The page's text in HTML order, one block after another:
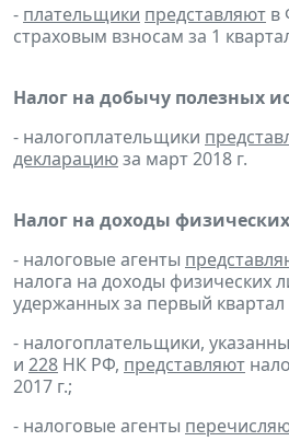
- плательщики представляют в
страховым взносам за 1
Налог на добычу полезных
- налогоплательщики
декларациюза март 2018 г.
Налог на доходы
- налоговые агенты
налога на доходы физических
удержанных за первый квартал
- налогоплательщики,
и 228 НК РФ, представляют
2017 г.;
- налоговые агенты